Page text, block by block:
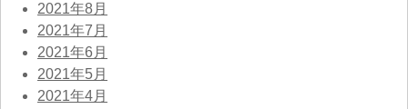
2021年8月
2021年7月
2021年6月
2021年5月
2021年4月